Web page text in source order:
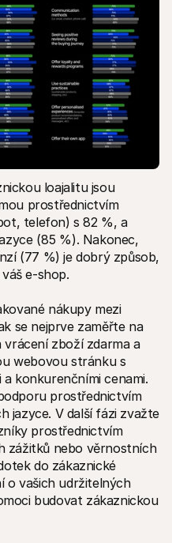
loajalitu jsou
prostřednictvím
telefon) s 82 %, a
(85 %). Nakonec,
(77 %) je dobrý způsob,
e-shop.
nákupy mezi
se nejprve zaměřte na
vrácení zboží zdarma a
webovou stránku s
konkurenčními cenami.
prostřednictvím
jazyce. V další fázi zvažte
prostřednictvím
zážitků nebo věrnostních
do zákaznické
o vašich udržitelných
budovat zákaznickou